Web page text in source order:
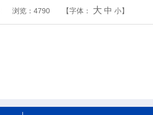
浏览：4790 【字体： 大 中 小】